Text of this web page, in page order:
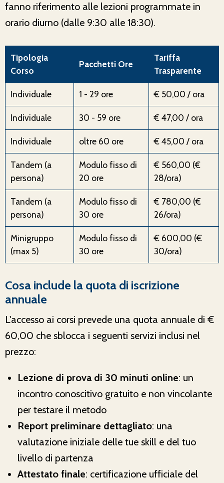
fanno riferimento alle lezioni programmate in
orario diurno (dalle 9:30 alle 18:30).
Tipologia
Corso
Pacchetti Ore
Tariffa
Trasparente
Individuale 1 - 29 ore € 50,00 / ora
Individuale 30 - 59 ore € 47,00 / ora
Individuale oltre 60 ore € 45,00 / ora
Tandem (a
persona)
Modulo fisso di
20 ore
€ 560,00 (€
28/ora)
Tandem (a
persona)
Modulo fisso di
30 ore
€ 780,00 (€
26/ora)
Minigruppo
(max 5)
Modulo fisso di
30 ore
€ 600,00 (€
30/ora)
Cosa include la quota di iscrizione
annuale
L'accesso ai corsi prevede una quota annuale di €
60,00 che sblocca i seguenti servizi inclusi nel
prezzo:
Lezione di prova di 30 minuti online: un
incontro conoscitivo gratuito e non vincolante
per testare il metodo
Report preliminare dettagliato: una
valutazione iniziale delle tue skill e del tuo
livello di partenza
Attestato finale: certificazione ufficiale del